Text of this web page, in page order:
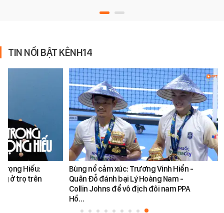
TIN NỔI BẬT KÊNH14
Hiếu:
ở trọ trên
Bùng nổ cảm xúc: Trương Vinh Hiển -
Quân Đỗ đánh bại Lý Hoàng Nam -
Collin Johns để vô địch đôi nam PPA
Hồ…